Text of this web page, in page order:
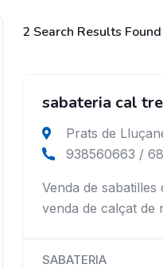
2 Search Results Found
Close
sabateria cal
Prats de
938560663 /
Venda de sabatilles
venda de calçat de
SABATERIA